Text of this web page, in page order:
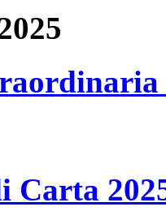
Carta